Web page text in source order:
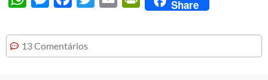
Share
13 Comentários